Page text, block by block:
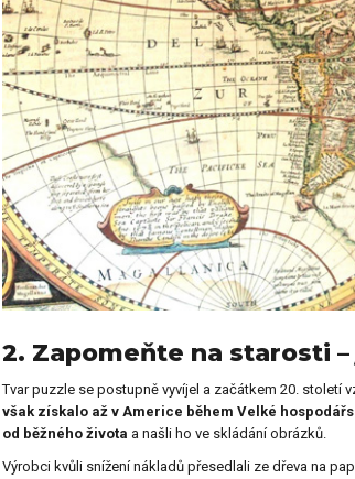
Dárky pro celou rodinu
Společenské hry jako dárek
2. Zapomeňte na starosti
Tvar puzzle se postupně vyvíjel a začátkem 20. století
však získalo až v Americe během Velké
od běžného života a našli ho ve skládání obrázků.
Výrobci kvůli snížení nákladů přesedlali ze dřeva na